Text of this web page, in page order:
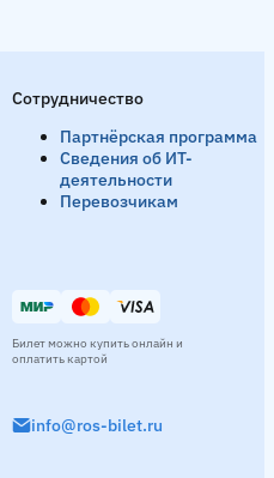
Сотрудничество
Партнёрская программа
Сведения об ИТ-
деятельности
Перевозчикам
info@ros-bilet.ru
Билет можно купить онлайн и
оплатить картой